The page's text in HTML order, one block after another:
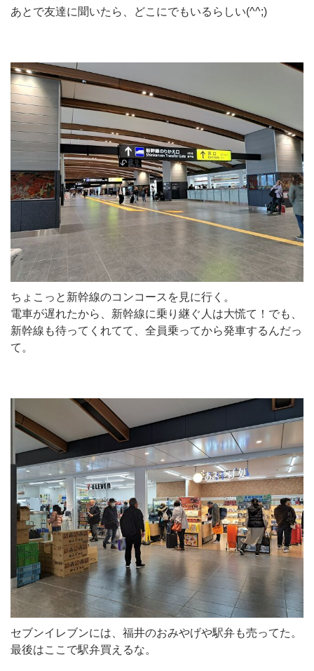
あとで友達に聞いたら、どこにでもいるらしい(^^;)
ちょこっと新幹線のコンコースを見に行く。
電車が遅れたから、新幹線に乗り継ぐ人は大慌て！でも、
新幹線も待ってくれてて、全員乗ってから発車するんだっ
て。
セブンイレブンには、福井のおみやげや駅弁も売ってた。
最後はここで駅弁買えるな。